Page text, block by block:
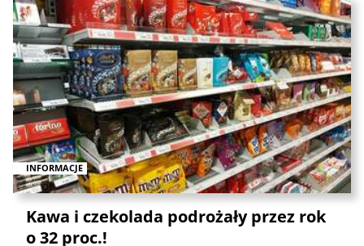
INFORMACJE
Kawa i czekolada podrożały przez rok
o 32 proc.!